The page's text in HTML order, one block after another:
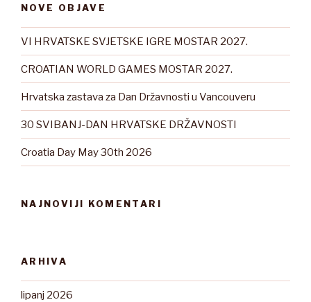
NOVE OBJAVE
VI HRVATSKE SVJETSKE IGRE MOSTAR 2027.
CROATIAN WORLD GAMES MOSTAR 2027.
Hrvatska zastava za Dan Državnosti u Vancouveru
30 SVIBANJ-DAN HRVATSKE DRŽAVNOSTI
Croatia Day May 30th 2026
NAJNOVIJI KOMENTARI
ARHIVA
lipanj 2026